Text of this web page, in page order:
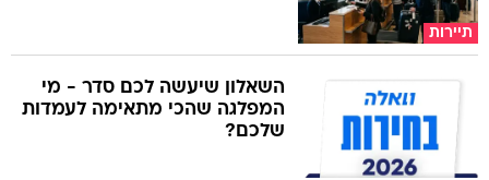
תיירות
השאלון שיעשה לכם סדר - מי
המפלגה שהכי מתאימה לעמדות
שלכם?